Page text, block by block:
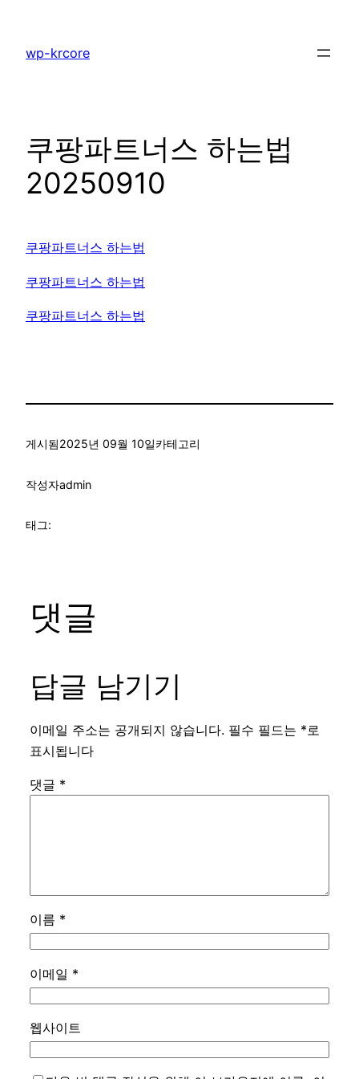
wp-krcore
쿠팡파트너스 하는법
20250910
쿠팡파트너스 하는법
쿠팡파트너스 하는법
쿠팡파트너스 하는법
게시됨2025년 09월 10일카테고리
작성자admin
태그:
댓글
답글 남기기
이메일 주소는 공개되지 않습니다. 필수 필드는 *로
표시됩니다
댓글 *
이름 *
이메일 *
웹사이트